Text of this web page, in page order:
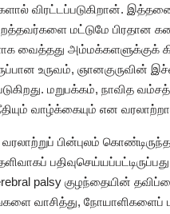
விரட்டப்படுகிறான்.
மட்டுமே பிரதான
வைத்தது அம்மக்களளுக்குக்
உருவம், ஞானகுருவின்
மறுபக்கம், நாவித
வாழ்க்கையும் என
பின்புலம்
palsy குழந்தையின்
வாசித்து, நோயாளிகளைப்